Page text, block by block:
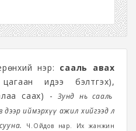
нэр: сааль авах
цагаан идээ бэлтгэх),
саах) -Зунд нь сааль
дээр иймэрхүү ажил хийгээд л
Ч.Ойдов нар. Их жанжин